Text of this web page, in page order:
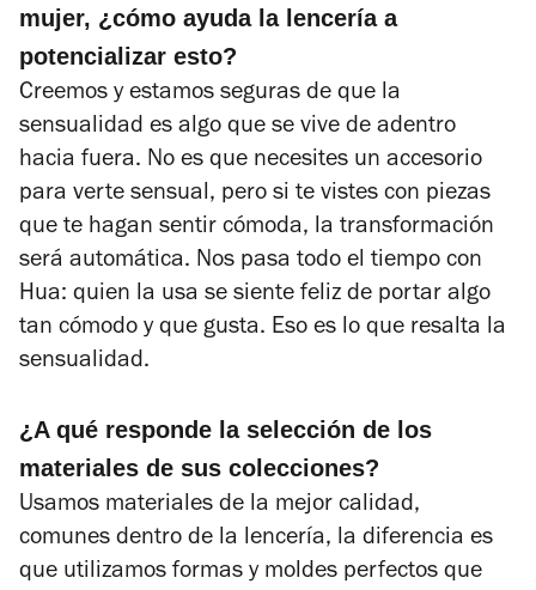
mujer, ¿cómo ayuda la lencería a
potencializar esto?
Creemos y estamos seguras de que la
sensualidad es algo que se vive de adentro
hacia fuera. No es que necesites un accesorio
para verte sensual, pero si te vistes con piezas
que te hagan sentir cómoda, la transformación
será automática. Nos pasa todo el tiempo con
Hua: quien la usa se siente feliz de portar algo
tan cómodo y que gusta. Eso es lo que resalta la
sensualidad.
¿A qué responde la selección de los
materiales de sus colecciones?
Usamos materiales de la mejor calidad,
comunes dentro de la lencería, la diferencia es
que utilizamos formas y moldes perfectos que